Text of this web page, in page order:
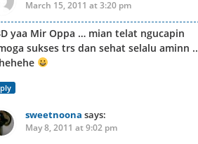
March 15, 2011 at 3:20 pm
yaa Mir Oppa … mian telat ngucapin
sukses trs dan sehat selalu aminn ..
sweetnoona says:
May 8, 2011 at 9:02 pm